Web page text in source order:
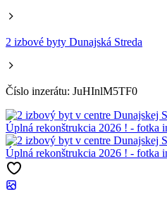
2 izbové byty Dunajská Streda
Číslo inzerátu: JuHInlM5TF0